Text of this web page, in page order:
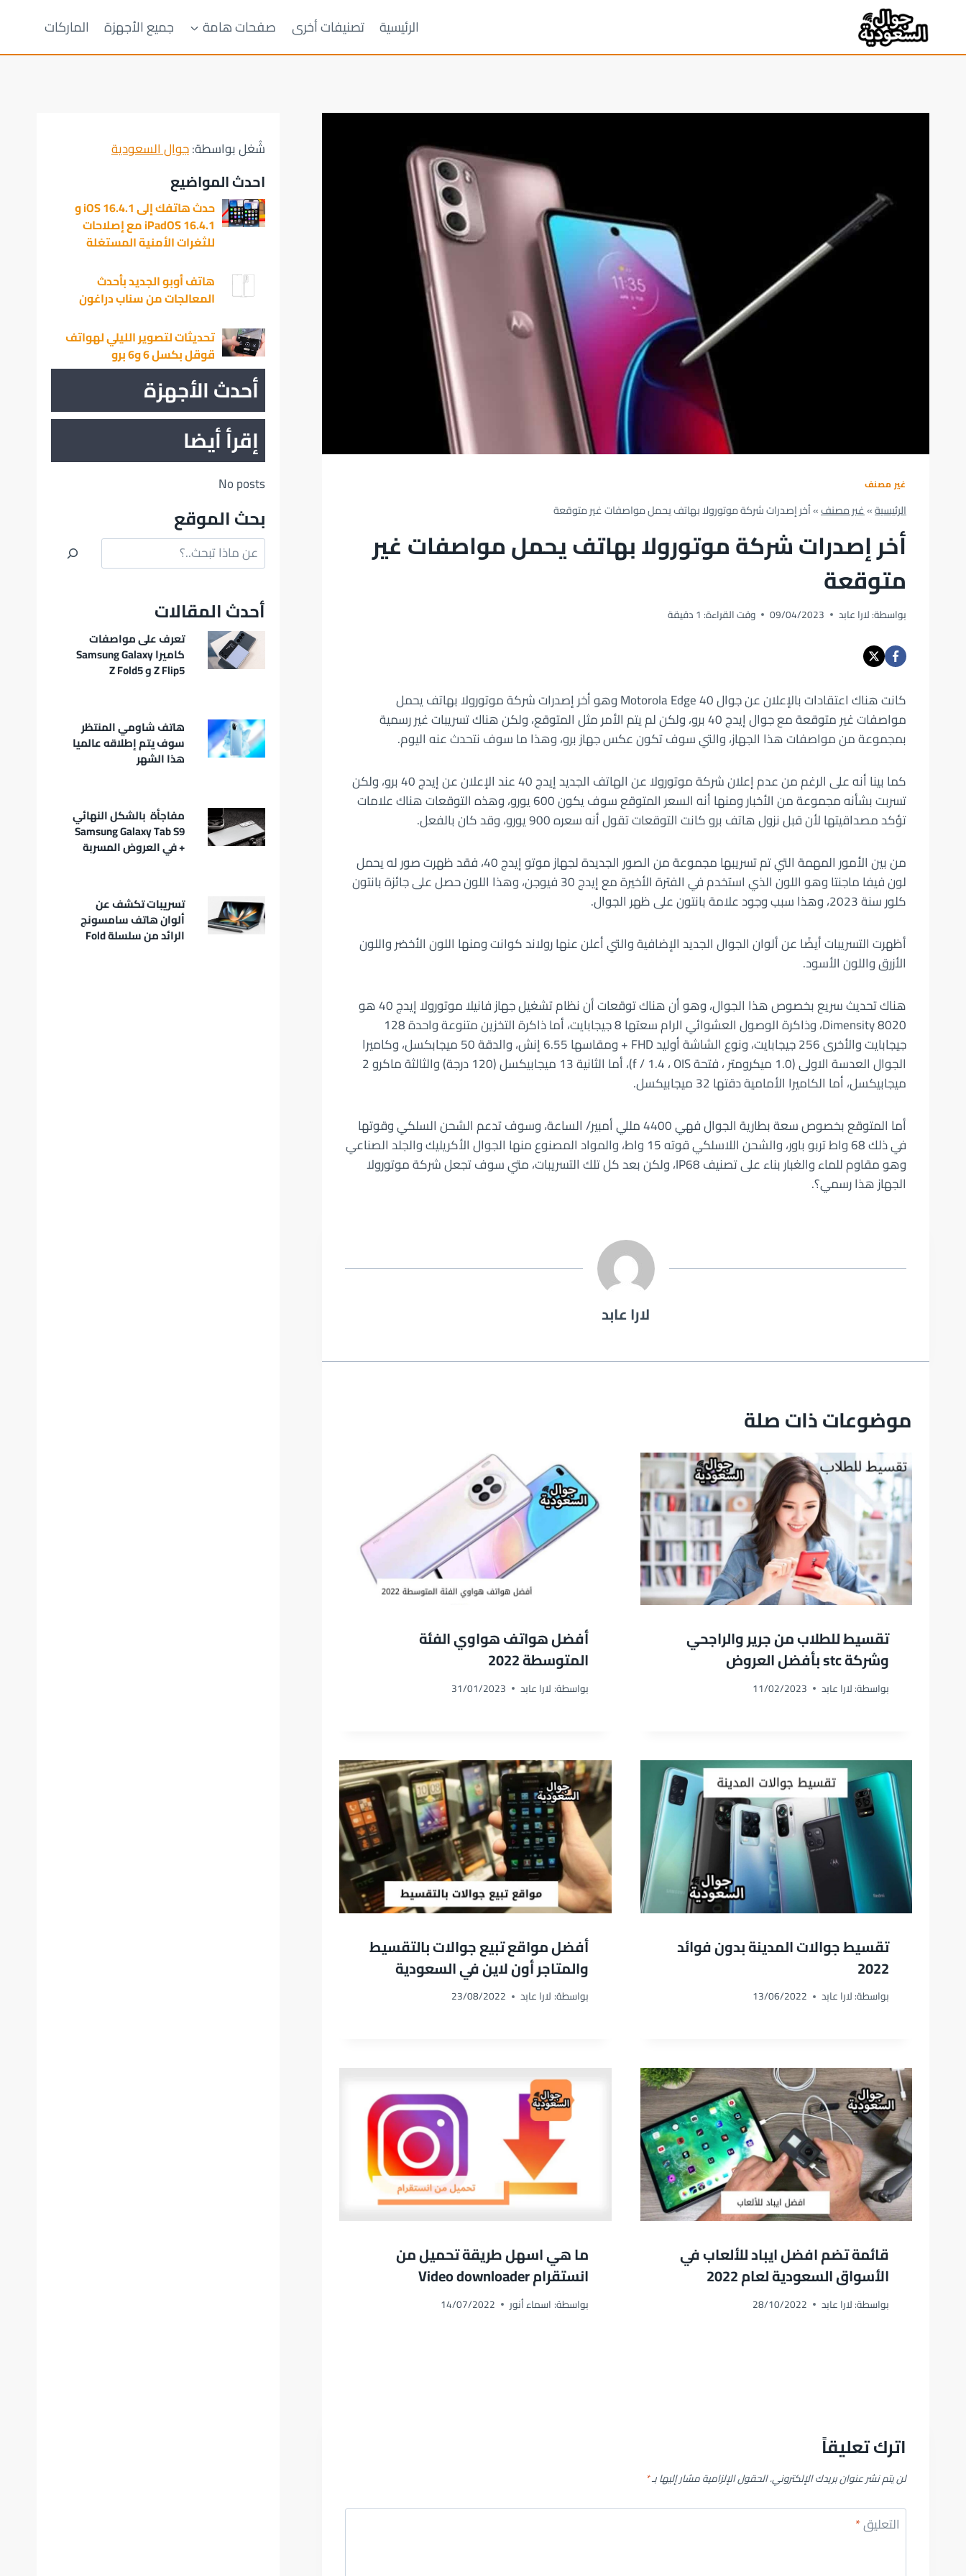
المحتوى
الرئيسية تصنيفات أخرى صفحات هامة جميع الأجهزة الماركات
غير مصنف
الرئيسية»غير مصنف»أخر إصدرات شركة موتورولا بهاتف يحمل مواصفات غير متوقعة
أخر إصدرات شركة موتورولا بهاتف يحمل مواصفات غير
متوقعة
بواسطة:لارا عابد 09/04/2023 وقت القراءة: 1دقيقة
كانت هناك اعتقادات بالإعلان عن جوال Motorola Edge 40 وهو أخر إصدرات شركة موتورولا بهاتف يحمل
مواصفات غير متوقعة مع جوال إيدج 40 برو، ولكن لم يتم الأمر مثل المتوقع، ولكن هناك تسريبات غير رسمية
بمجموعة من مواصفات هذا الجهاز، والتي سوف تكون عكس جهاز برو، وهذا ما سوف نتحدث عنه اليوم.
كما بينا أنه على الرغم من عدم إعلان شركة موتورولا عن الهاتف الجديد إيدج 40 عند الإعلان عن إيدج 40 برو، ولكن
تسربت بشأنه مجموعة من الأخبار ومنها أنه السعر المتوقع سوف يكون 600 يورو، وهذه التوقعات هناك علامات
تؤكد مصداقيتها لأن قبل نزول هاتف برو كانت التوقعات تقول أنه سعره 900 يورو، وقد كان بالفعل.
من بين الأمور المهمة التي تم تسريبها مجموعة من الصور الجديدة لجهاز موتو إيدج 40، فقد ظهرت صور له يحمل
لون فيفا ماجنتا وهو اللون الذي استخدم في الفترة الأخيرة مع إيدج 30 فيوجن، وهذا اللون حصل على جائزة بانتون
كلور سنة 2023، وهذا سبب وجود علامة بانتون على ظهر الجوال.
أظهرت التسريبات أيضًا عن ألوان الجوال الجديد الإضافية والتي أعلن عنها رولاند كوانت ومنها اللون الأخضر واللون
الأزرق واللون الأسود.
هناك تحديث سريع بخصوص هذا الجوال، وهو أن هناك توقعات أن نظام تشغيل جهاز فانيلا موتورولا إيدج 40 هو
Dimensity 8020، وذاكرة الوصول العشوائي الرام سعتها 8 جيجابايت، أما ذاكرة التخزين متنوعة واحدة 128
جيجابايت والأخرى 256 جيجابايت، ونوع الشاشة أوليد FHD + ومقاسها 6.55 إنش، والدقة 50 ميجابكسل، وكاميرا
الجوال العدسة الاولى (1.0 ميكرومتر ، فتحة f / 1.4 ، OIS)، أما الثانية 13 ميجابيكسل (120 درجة) والثالثة ماكرو 2
ميجابيكسل، أما الكاميرا الأمامية دقتها 32 ميجابيكسل.
أما المتوقع بخصوص سعة بطارية الجوال فهي 4400 مللي أمبير/ الساعة، وسوف تدعم الشحن السلكي وقوتها
في ذلك 68 واط تربو باور، والشحن اللاسلكي قوته 15 واط، والمواد المصنوع منها الجوال الأكريليك والجلد الصناعي
وهو مقاوم للماء والغبار بناء على تصنيف IP68، ولكن بعد كل تلك التسريبات، متي سوف تجعل شركة موتورولا
الجهاز هذا رسمي؟.
لارا عابد
موضوعات ذات صلة
تقسيط للطلاب من جرير والراجحي
وشركة stc بأفضل العروض
بواسطة:لارا عابد 11/02/2023
أفضل هواتف هواوي الفئة
المتوسطة 2022
بواسطة: لارا عابد 31/01/2023
تقسيط جوالات المدينة بدون فوائد
2022
بواسطة:لارا عابد 13/06/2022
أفضل مواقع تبيع جوالات بالتقسيط
والمتاجر أون لاين في السعودية
بواسطة: لارا عابد 23/08/2022
قائمة تضم افضل ايباد للألعاب في
الأسواق السعودية لعام 2022
بواسطة:لارا عابد 28/10/2022
ما هي اسهل طريقة تحميل من
انستقرام Video downloader
بواسطة: اسماء أنور 14/07/2022
اترك تعليقاً
لن يتم نشر عنوان بريدك الإلكتروني.الحقول الإلزامية مشار إليها بـ*
التعليق*
شُغل بواسطة:جوال السعودية
احدث المواضيع
حدث هاتفك إلى iOS 16.4.1 و
iPadOS 16.4.1 مع إصلاحات
للثغرات الأمنية المستغلة
هاتف أوبو الجديد بأحدث
المعالجات من سناب دراغون
تحديثات لتصوير الليلي لهواتف
قوقل بكسل 6 و6 برو
أحدث الأجهزة
إقرأ أيضا
No posts
بحث الموقع
البحث
أحدث المقالات
تعرف على مواصفات
كاميرا Samsung Galaxy
Z Flip5 و Z Fold5
هاتف شاومي المنتظر
سوف يتم إطلاقه عالميا
هذا الشهر
مفاجأة بالشكل النهائي
Samsung Galaxy Tab S9
+ في العروض المسربة
تسريبات تكشف عن
ألوان هاتف سامسونج
الرائد من سلسلة Fold